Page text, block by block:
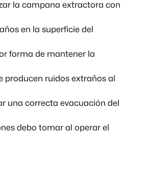
la campana extractora con
en la superficie del
forma de mantener la
producen ruidos extraños al
una correcta evacuación del
debo tomar al operar el